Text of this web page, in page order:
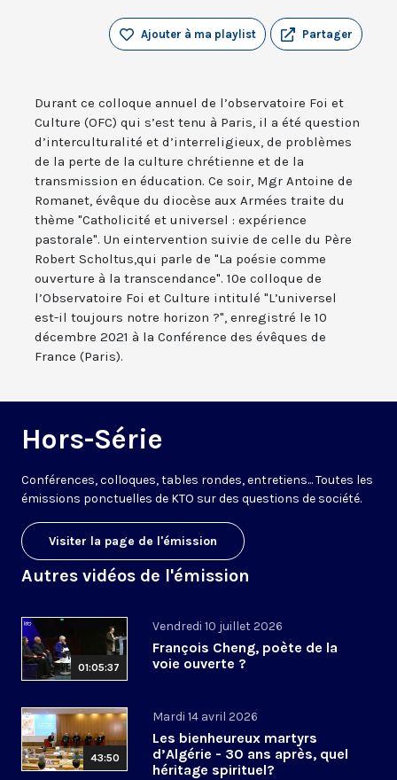
Partager
Ajouter à ma playlist
Durant ce colloque annuel de l’observatoire Foi et
Culture (OFC) qui s’est tenu à Paris, il a été question
d’interculturalité et d’interreligieux, de problèmes
de la perte de la culture chrétienne et de la
transmission en éducation. Ce soir, Mgr Antoine de
Romanet, évêque du diocèse aux Armées traite du
thème "Catholicité et universel : expérience
pastorale". Un eintervention suivie de celle du Père
Robert Scholtus,qui parle de "La poésie comme
ouverture à la transcendance". 10e colloque de
l’Observatoire Foi et Culture intitulé "L’universel
est-il toujours notre horizon ?", enregistré le 10
décembre 2021 à la Conférence des évêques de
France (Paris).
Hors-Série
Conférences, colloques, tables rondes, entretiens... Toutes les
émissions ponctuelles de KTO sur des questions de société.
Visiter la page de l'émission
Autres vidéos de l'émission
01:05:37
Vendredi 10 juillet 2026
François Cheng, poète de la
voie ouverte ?
43:50
Mardi 14 avril 2026
Les bienheureux martyrs
d’Algérie - 30 ans après, quel
héritage spirituel?